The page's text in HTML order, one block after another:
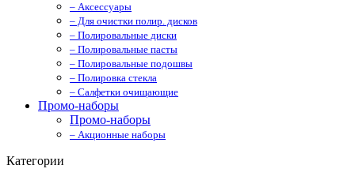
– Аксессуары
– Для очистки полир. дисков
– Полировальные диски
– Полировальные пасты
– Полировальные подошвы
– Полировка стекла
– Салфетки очищающие
Промо-наборы
Промо-наборы
– Акционные наборы
Категории